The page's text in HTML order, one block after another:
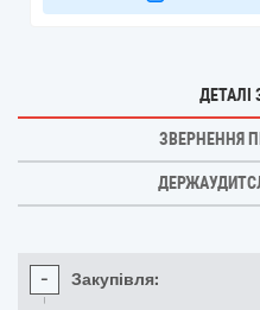
ДЕТАЛІ
ЗВЕРНЕННЯ
- Закупівля: